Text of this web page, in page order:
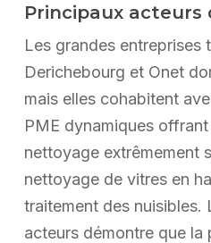
Principaux acteurs
Les grandes entreprises
Derichebourg et Onet
mais elles cohabitent
PME dynamiques
nettoyage extrêmement
nettoyage de vitres en
traitement des nuisibles.
acteurs démontre que la